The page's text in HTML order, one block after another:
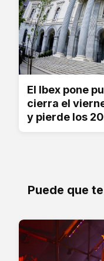
El Ibex pone
cierra el
y pierde los
Puede que